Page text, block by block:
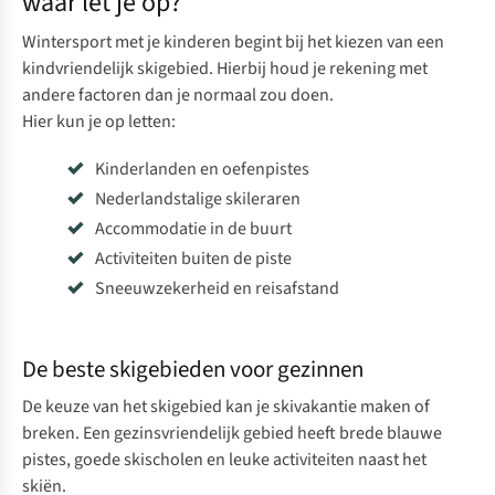
Wintersport met je kinderen begint bij het kiezen van een
kindvriendelijk skigebied. Hierbij houd je rekening met
andere factoren dan je normaal zou doen.
Hier kun je op letten:
Kinderlanden en oefenpistes
Nederlandstalige skileraren
Accommodatie in de buurt
Activiteiten buiten de piste
Sneeuwzekerheid en reisafstand
De beste skigebieden voor gezinnen
De keuze van het skigebied kan je skivakantie maken of
breken. Een gezinsvriendelijk gebied heeft brede blauwe
pistes, goede skischolen en leuke activiteiten naast het
skiën.